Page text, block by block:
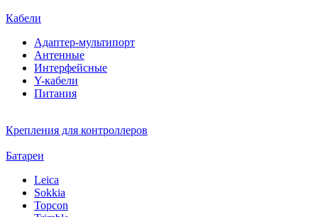
Кабели
Адаптер-мультипорт
Антенные
Интерфейсные
Y-кабели
Питания
Крепления для контроллеров
Батареи
Leica
Sokkia
Topcon